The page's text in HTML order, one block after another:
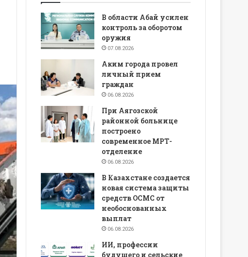
В области Абай усилен
контроль за оборотом
оружия
07.08.2026
Аким города провел
личный прием
граждан
06.08.2026
При Аягозской
районной больнице
построено
современное МРТ-
отделение
06.08.2026
В Казахстане создается
новая система защиты
средств ОСМС от
необоснованных
выплат
06.08.2026
ИИ, профессии
будущего и сельские